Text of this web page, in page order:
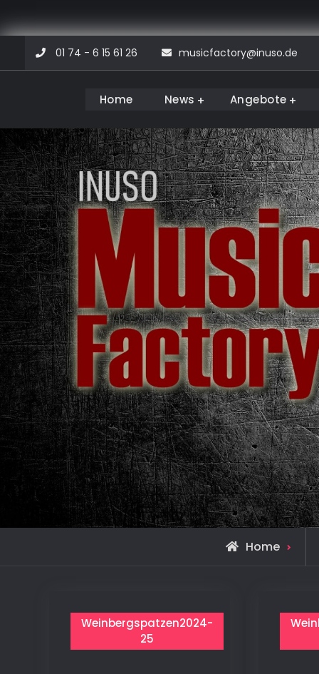
content
01 74 - 6 15 61 26 musicfactory@inuso.de
Musicfactory
Home News Angebote
Home
Weinbergspatzen2024-
25